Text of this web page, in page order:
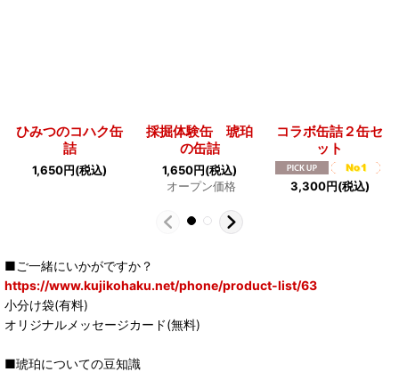
ひみつのコハク缶
詰
1,650円(税込)
採掘体験缶 琥珀
の缶詰
1,650円(税込)
オープン価格
コラボ缶詰２缶セ
ット
3,300円(税込)
■ご一緒にいかがですか？
https://www.kujikohaku.net/phone/product-list/63
小分け袋(有料)
オリジナルメッセージカード(無料)
■琥珀についての豆知識